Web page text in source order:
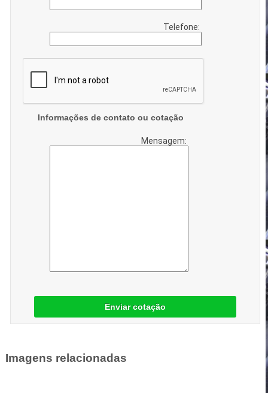
Telefone:
Informações de contato ou cotação
Mensagem:
Enviar cotação
Imagens relacionadas